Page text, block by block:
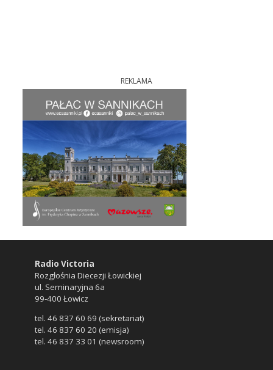
REKLAMA
Radio Victoria
Rozgłośnia Diecezji Łowickiej
ul. Seminaryjna 6a
99-400 Łowicz
tel. 46 837 60 69 (sekretariat)
tel. 46 837 60 20 (emisja)
tel. 46 837 33 01 (newsroom)